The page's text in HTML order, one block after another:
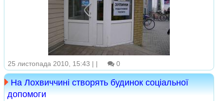
25 листопада 2010, 15:43 | | 0
На Лохвиччині створять будинок соціальної
допомоги